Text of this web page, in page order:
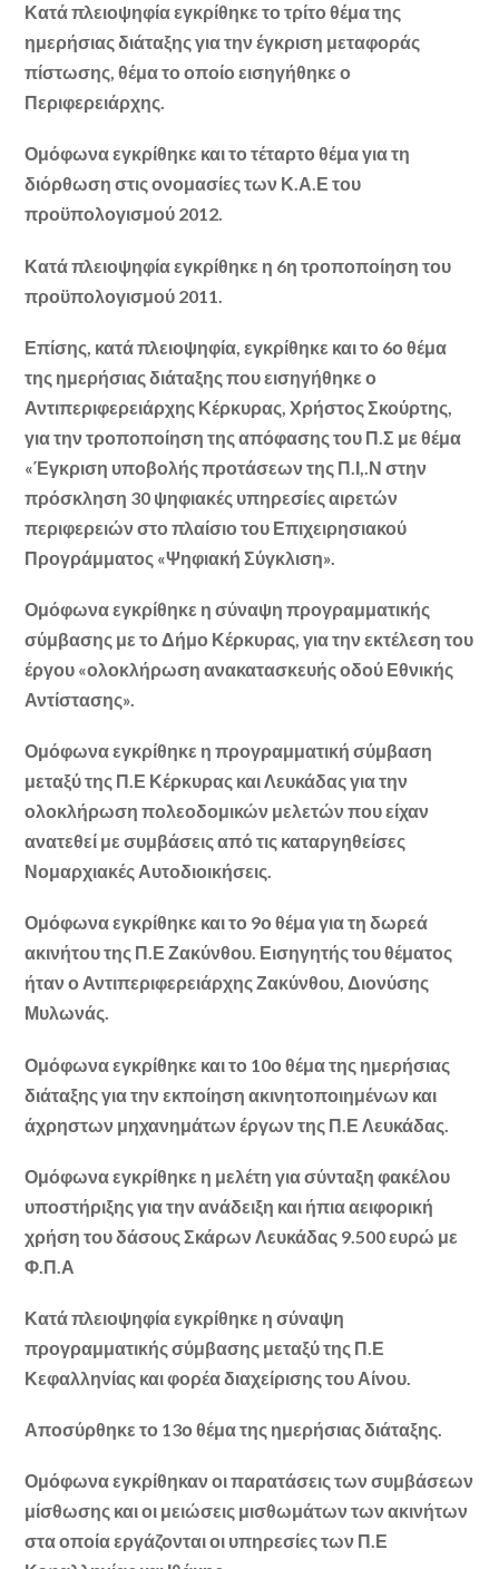
Κατά πλειοψηφία εγκρίθηκε το τρίτο θέμα της
ημερήσιας διάταξης για την έγκριση μεταφοράς
πίστωσης, θέμα το οποίο εισηγήθηκε ο
Περιφερειάρχης.
Ομόφωνα εγκρίθηκε και το τέταρτο θέμα για τη
διόρθωση στις ονομασίες των Κ.Α.Ε του
προϋπολογισμού 2012.
Κατά πλειοψηφία εγκρίθηκε η 6η τροποποίηση του
προϋπολογισμού 2011.
Επίσης, κατά πλειοψηφία, εγκρίθηκε και το 6ο θέμα
της ημερήσιας διάταξης που εισηγήθηκε ο
Αντιπεριφερειάρχης Κέρκυρας, Χρήστος Σκούρτης,
για την τροποποίηση της απόφασης του Π.Σ με θέμα
«Έγκριση υποβολής προτάσεων της Π.Ι,.Ν στην
πρόσκληση 30 ψηφιακές υπηρεσίες αιρετών
περιφερειών στο πλαίσιο του Επιχειρησιακού
Προγράμματος «Ψηφιακή Σύγκλιση».
Ομόφωνα εγκρίθηκε η σύναψη προγραμματικής
σύμβασης με το Δήμο Κέρκυρας, για την εκτέλεση του
έργου «ολοκλήρωση ανακατασκευής οδού Εθνικής
Αντίστασης».
Ομόφωνα εγκρίθηκε η προγραμματική σύμβαση
μεταξύ της Π.Ε Κέρκυρας και Λευκάδας για την
ολοκλήρωση πολεοδομικών μελετών που είχαν
ανατεθεί με συμβάσεις από τις καταργηθείσες
Νομαρχιακές Αυτοδιοικήσεις.
Ομόφωνα εγκρίθηκε και το 9ο θέμα για τη δωρεά
ακινήτου της Π.Ε Ζακύνθου. Εισηγητής του θέματος
ήταν ο Αντιπεριφερειάρχης Ζακύνθου, Διονύσης
Μυλωνάς.
Ομόφωνα εγκρίθηκε και το 10ο θέμα της ημερήσιας
διάταξης για την εκποίηση ακινητοποιημένων και
άχρηστων μηχανημάτων έργων της Π.Ε Λευκάδας.
Ομόφωνα εγκρίθηκε η μελέτη για σύνταξη φακέλου
υποστήριξης για την ανάδειξη και ήπια αειφορική
χρήση του δάσους Σκάρων Λευκάδας 9.500 ευρώ με
Φ.Π.Α
Κατά πλειοψηφία εγκρίθηκε η σύναψη
προγραμματικής σύμβασης μεταξύ της Π.Ε
Κεφαλληνίας και φορέα διαχείρισης του Αίνου.
Αποσύρθηκε το 13ο θέμα της ημερήσιας διάταξης.
Ομόφωνα εγκρίθηκαν οι παρατάσεις των συμβάσεων
μίσθωσης και οι μειώσεις μισθωμάτων των ακινήτων
στα οποία εργάζονται οι υπηρεσίες των Π.Ε